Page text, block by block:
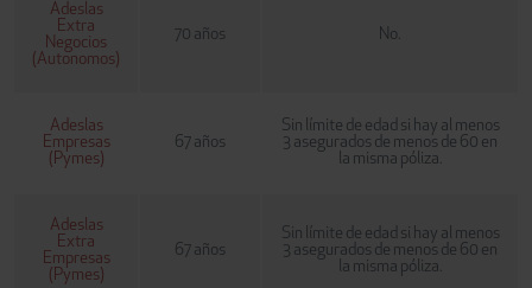
Adeslas
Extra
Negocios
(Autonomos)
70 años No.
Adeslas
Empresas
(Pymes)
67 años
Sin límite de edad si hay al menos
3 asegurados de menos de 60 en
la misma póliza.
Adeslas
Extra
Empresas
(Pymes)
67 años
Sin límite de edad si hay al menos
3 asegurados de menos de 60 en
la misma póliza.